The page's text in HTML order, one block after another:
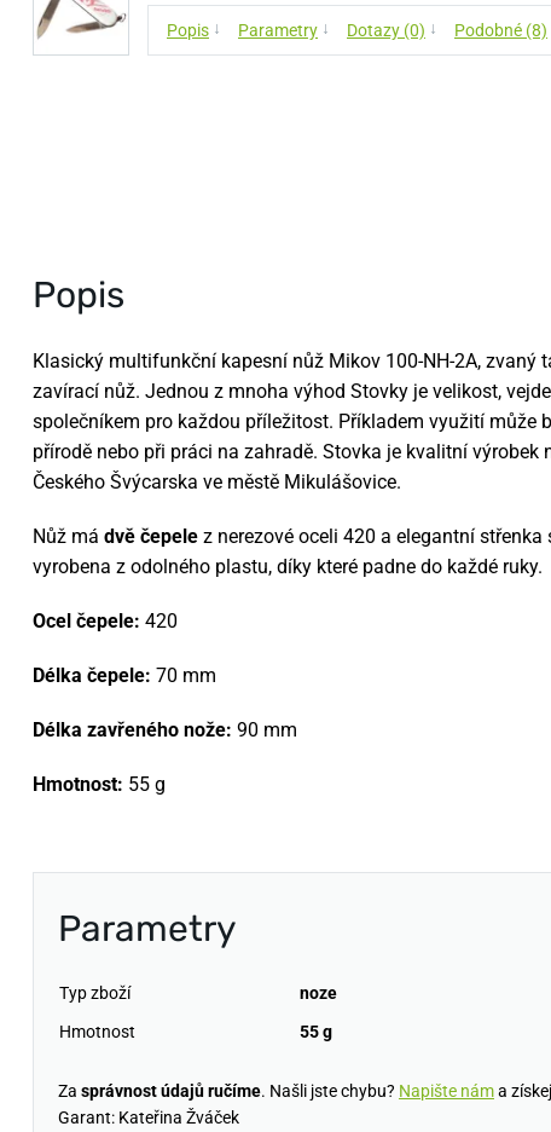
Popis ↓ Parametry ↓ Dotazy (0) ↓ Podobné (8)
Popis
Klasický multifunkční kapesní nůž Mikov 100-NH-2A, zvaný
zavírací nůž. Jednou z mnoha výhod Stovky je velikost,
společníkem pro každou příležitost. Příkladem využití může
přírodě nebo při práci na zahradě. Stovka je kvalitní výrobek
Českého Švýcarska ve městě Mikulášovice.
Nůž má dvě čepele z nerezové oceli 420 a elegantní
vyrobena z odolného plastu, díky které padne do každé ruky.
Ocel čepele: 420
Délka čepele: 70 mm
Délka zavřeného nože: 90 mm
Hmotnost: 55 g
Parametry
Typ zboží
noze
Hmotnost
55 g
Za správnost údajů ručíme. Našli jste chybu? Napište náma
Garant: Kateřina Žváček